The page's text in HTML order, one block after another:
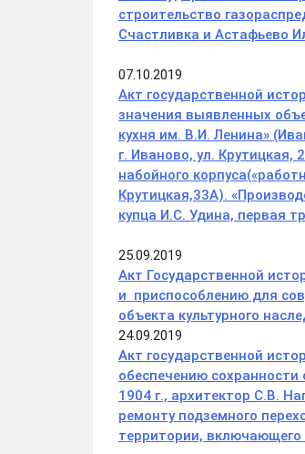
строительство
Счастливка и Астафьево
07.10.2019
Акт государственной
значения выявленных
кухня им. В.И. Ленина»
г. Иваново, ул.
набойного
Крутицкая,33А).
купца И.С. Удина, первая
25.09.2019
Акт Государственной
и приспособлению для
объекта культурного
24.09.2019
Акт государственной
обеспечению сохранности
1904 г., архитектор С.В.
ремонту подземного
территории,